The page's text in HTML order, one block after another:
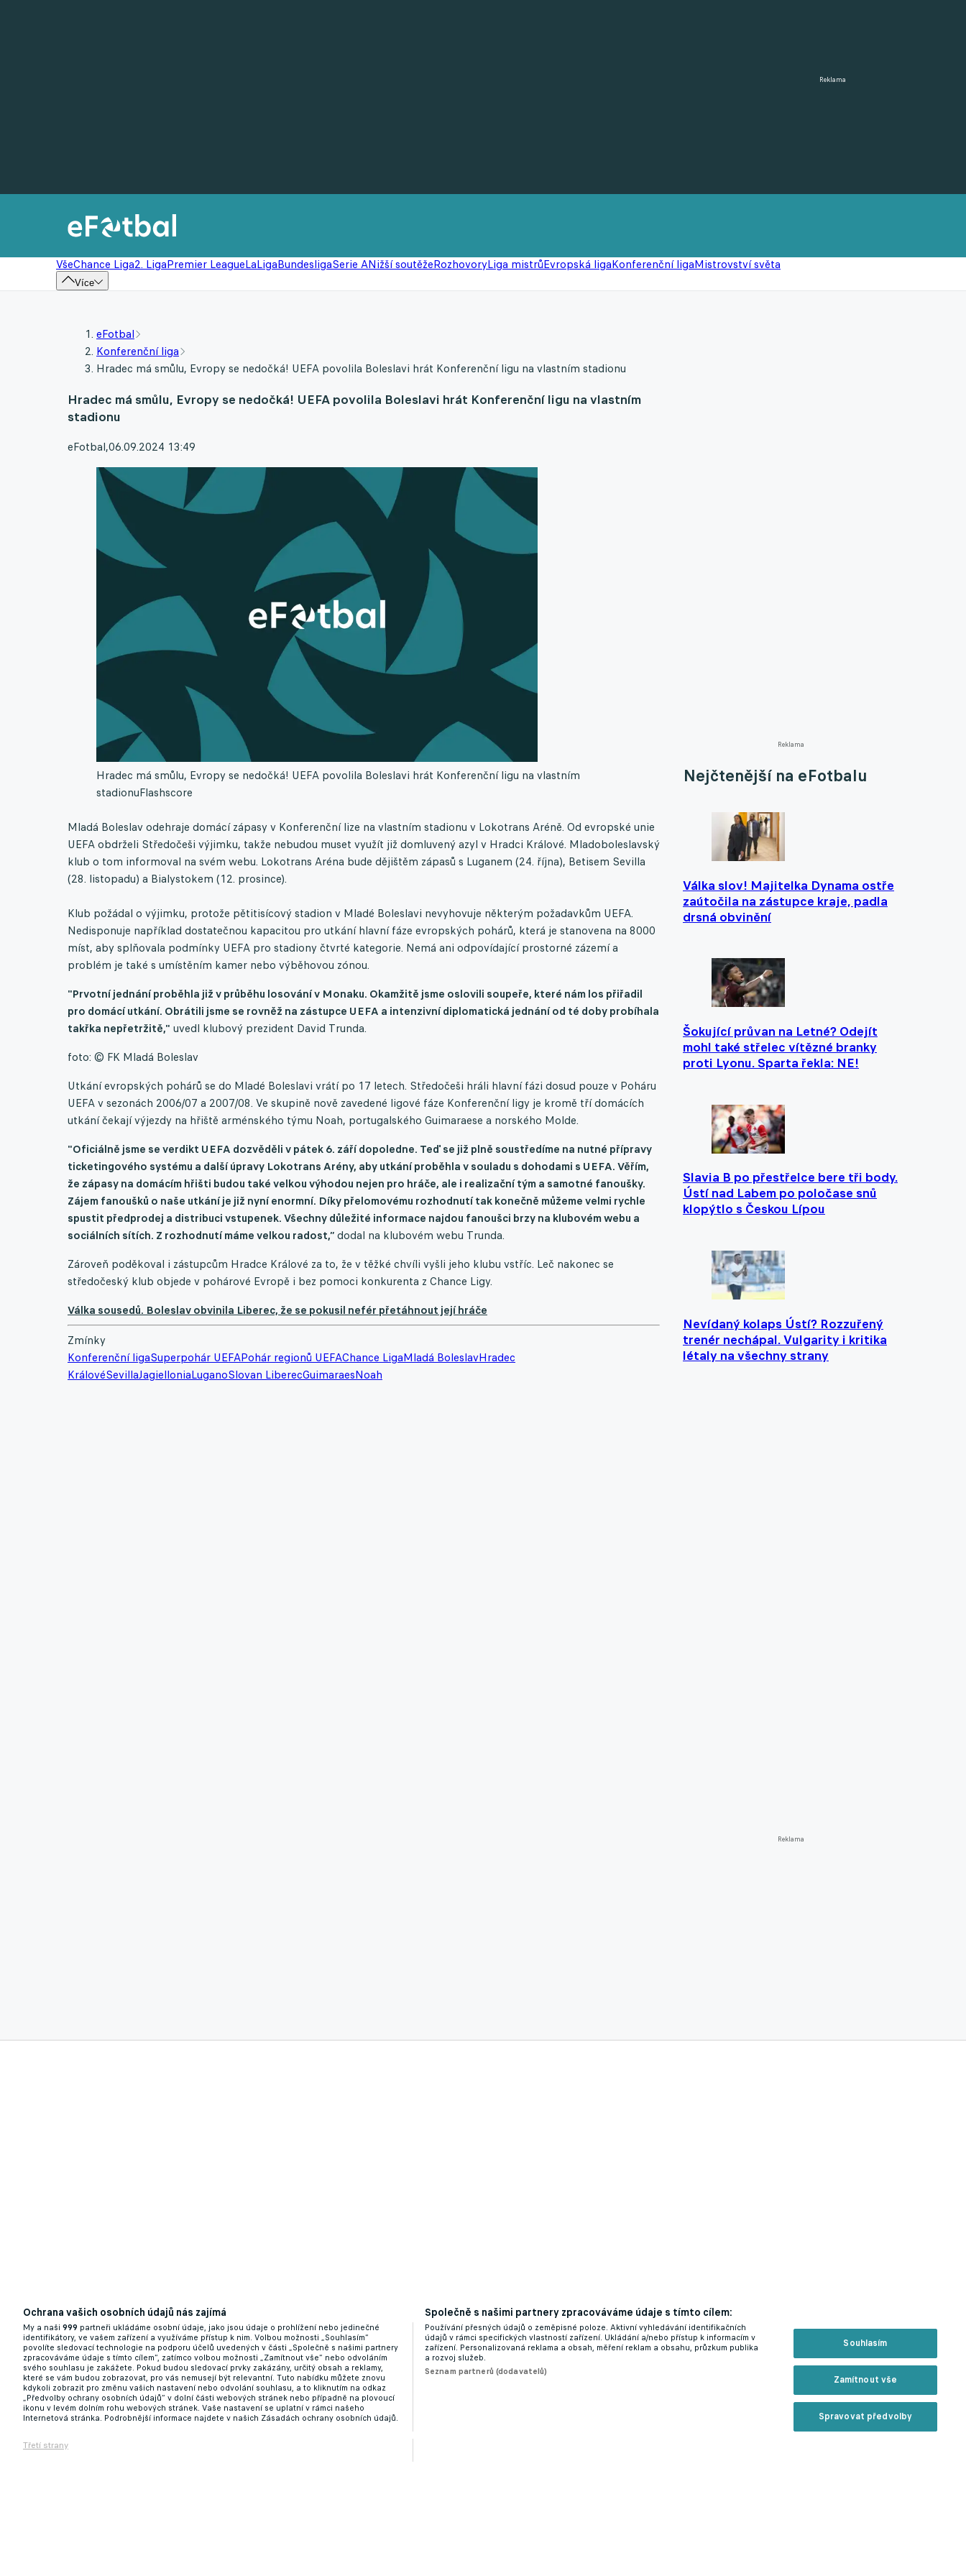
Reklama
VšeChance Liga2. LigaPremier LeagueLaLigaBundesligaSerie ANižší soutěžeRozhovoryLiga mistrůEvropská ligaKonferenční ligaMistrovství světa
Více
Reklama
Nejčtenější na eFotbalu
Válka slov! Majitelka Dynama ostře
zaútočila na zástupce kraje, padla
drsná obvinění
Šokující průvan na Letné? Odejít
mohl také střelec vítězné branky
proti Lyonu. Sparta řekla: NE!
Slavia B po přestřelce bere tři body.
Ústí nad Labem po poločase snů
klopýtlo s Českou Lípou
Nevídaný kolaps Ústí? Rozzuřený
trenér nechápal. Vulgarity i kritika
létaly na všechny strany
Reklama
eFotbal
Konferenční liga
Hradec má smůlu, Evropy se nedočká! UEFA povolila Boleslavi hrát Konferenční ligu na vlastním stadionu
Hradec má smůlu, Evropy se nedočká! UEFA povolila Boleslavi hrát Konferenční ligu na vlastním
stadionu
eFotbal,06.09.2024 13:49
Hradec má smůlu, Evropy se nedočká! UEFA povolila Boleslavi hrát Konferenční ligu na vlastním
stadionuFlashscore
Mladá Boleslav odehraje domácí zápasy v Konferenční lize na vlastním stadionu v Lokotrans Aréně. Od evropské unie
UEFA obdrželi Středočeši výjimku, takže nebudou muset využít již domluvený azyl v Hradci Králové. Mladoboleslavský
klub o tom informoval na svém webu. Lokotrans Aréna bude dějištěm zápasů s Luganem (24. října), Betisem Sevilla
(28. listopadu) a Bialystokem (12. prosince).
Klub požádal o výjimku, protože pětitisícový stadion v Mladé Boleslavi nevyhovuje některým požadavkům UEFA.
Nedisponuje například dostatečnou kapacitou pro utkání hlavní fáze evropských pohárů, která je stanovena na 8000
míst, aby splňovala podmínky UEFA pro stadiony čtvrté kategorie. Nemá ani odpovídající prostorné zázemí a
problém je také s umístěním kamer nebo výběhovou zónou.
"Prvotní jednání proběhla již v průběhu losování v Monaku. Okamžitě jsme oslovili soupeře, které nám los přiřadil
pro domácí utkání. Obrátili jsme se rovněž na zástupce UEFA a intenzivní diplomatická jednání od té doby probíhala
takřka nepřetržitě," uvedl klubový prezident David Trunda.
foto: © FK Mladá Boleslav
Utkání evropských pohárů se do Mladé Boleslavi vrátí po 17 letech. Středočeši hráli hlavní fázi dosud pouze v Poháru
UEFA v sezonách 2006/07 a 2007/08. Ve skupině nově zavedené ligové fáze Konferenční ligy je kromě tří domácích
utkání čekají výjezdy na hřiště arménského týmu Noah, portugalského Guimaraese a norského Molde.
"Oficiálně jsme se verdikt UEFA dozvěděli v pátek 6. září dopoledne. Teď se již plně soustředíme na nutné přípravy
ticketingového systému a další úpravy Lokotrans Arény, aby utkání proběhla v souladu s dohodami s UEFA. Věřím,
že zápasy na domácím hřišti budou také velkou výhodou nejen pro hráče, ale i realizační tým a samotné fanoušky.
Zájem fanoušků o naše utkání je již nyní enormní. Díky přelomovému rozhodnutí tak konečně můžeme velmi rychle
spustit předprodej a distribuci vstupenek. Všechny důležité informace najdou fanoušci brzy na klubovém webu a
sociálních sítích. Z rozhodnutí máme velkou radost,” dodal na klubovém webu Trunda.
Zároveň poděkoval i zástupcům Hradce Králové za to, že v těžké chvíli vyšli jeho klubu vstříc. Leč nakonec se
středočeský klub objede v pohárové Evropě i bez pomoci konkurenta z Chance Ligy.
Válka sousedů. Boleslav obvinila Liberec, že se pokusil nefér přetáhnout její hráče
Zmínky
Konferenční ligaSuperpohár UEFAPohár regionů UEFAChance LigaMladá BoleslavHradec
KrálovéSevillaJagielloniaLuganoSlovan LiberecGuimaraesNoah
Ochrana vašich osobních údajů nás zajímá
My a naši 999 partneři ukládáme osobní údaje, jako jsou údaje o prohlížení nebo jedinečné
identifikátory, ve vašem zařízení a využíváme přístup k nim. Volbou možnosti „Souhlasím“
povolíte sledovací technologie na podporu účelů uvedených v části „Společně s našimi partnery
zpracováváme údaje s tímto cílem“, zatímco volbou možnosti „Zamítnout vše“ nebo odvoláním
svého souhlasu je zakážete. Pokud budou sledovací prvky zakázány, určitý obsah a reklamy,
které se vám budou zobrazovat, pro vás nemusejí být relevantní. Tuto nabídku můžete znovu
kdykoli zobrazit pro změnu vašich nastavení nebo odvolání souhlasu, a to kliknutím na odkaz
„Předvolby ochrany osobních údajů“ v dolní části webových stránek nebo případně na plovoucí
ikonu v levém dolním rohu webových stránek. Vaše nastavení se uplatní v rámci našeho
Internetová stránka. Podrobnější informace najdete v našich Zásadách ochrany osobních údajů.
Třetí strany
Společně s našimi partnery zpracováváme údaje s tímto cílem:
Používání přesných údajů o zeměpisné poloze. Aktivní vyhledávání identifikačních
údajů v rámci specifických vlastností zařízení. Ukládání a/nebo přístup k informacím v
zařízení. Personalizovaná reklama a obsah, měření reklam a obsahu, průzkum publika
a rozvoj služeb.
Seznam partnerů (dodavatelů)
Souhlasím
Zamítnout vše
Spravovat předvolby